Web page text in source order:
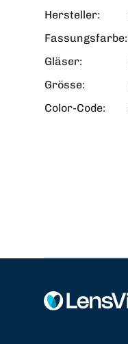
Hersteller:
Fassungsfarbe:
Gläser:
Grösse:
Color-Code: